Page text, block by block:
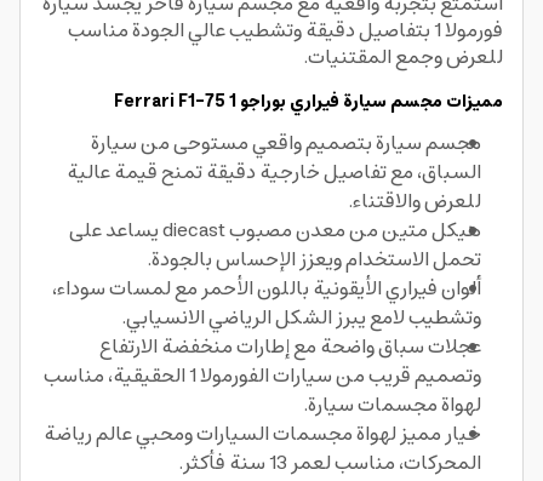
فورمولا 1 بتفاصيل دقيقة وتشطيب عالي الجودة مناسب
للعرض وجمع المقتنيات.
مميزات مجسم سيارة فيراري بوراجو 1 Ferrari F1-75
مجسم سيارة بتصميم واقعي مستوحى من سيارة
السباق، مع تفاصيل خارجية دقيقة تمنح قيمة عالية
للعرض والاقتناء.
هيكل متين من معدن مصبوب diecast يساعد على
تحمل الاستخدام ويعزز الإحساس بالجودة.
ألوان فيراري الأيقونية باللون الأحمر مع لمسات سوداء،
وتشطيب لامع يبرز الشكل الرياضي الانسيابي.
عجلات سباق واضحة مع إطارات منخفضة الارتفاع
وتصميم قريب من سيارات الفورمولا 1 الحقيقية، مناسب
لهواة مجسمات سيارة.
خيار مميز لهواة مجسمات السيارات ومحبي عالم رياضة
المحركات، مناسب لعمر 13 سنة فأكثر.